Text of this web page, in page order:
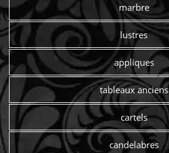
marbre
lustres
appliques
tableaux anciens
cartels
candelabres